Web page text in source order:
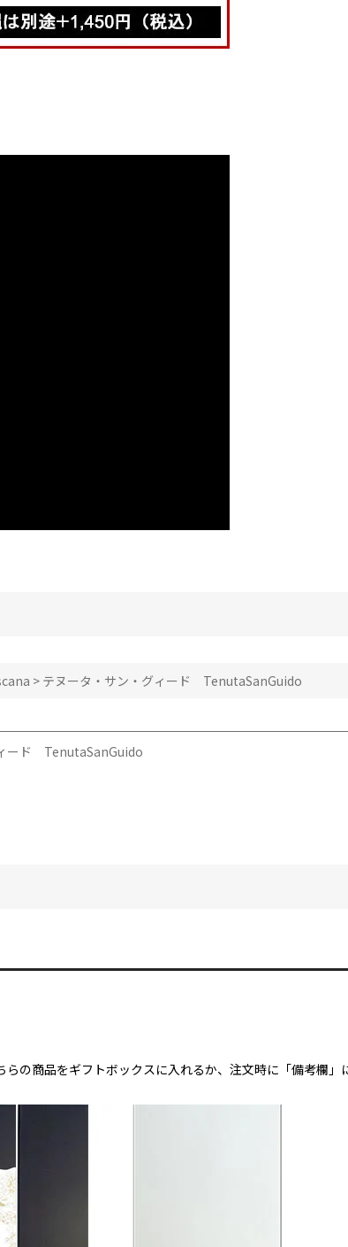
> テヌータ・サン・グィード TenutaSanGuido
ード TenutaSanGuido
の商品をギフトボックスに入れるか、注文時に「備考欄」